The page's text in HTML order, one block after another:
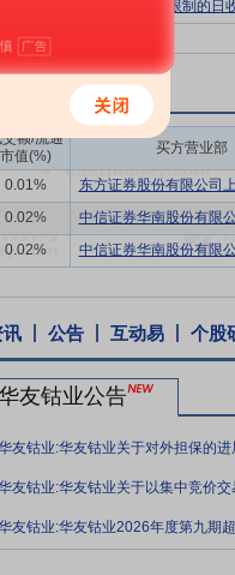
需求格局，为碳酸锂需求提
源开发、绿色冶炼加工、新
。稳定的资源保障是公司
标准、稳定可靠的资源
位的重要保障，新材料业务
务是公司“产业一体化”的龙
撑，聚焦主流市场，实现主
完成产品开发，实现部分
役电池再生处理项目，实
拥有“国家级企业技术中心”
中心与院所，并与中南大
造技术的研究，以及镍钴
《粗制镍钴原料》、《镍
术及应用”项目，分别荣获
，紧密配合新一代电池技术
有价格涨跌幅限制的
额/流通
市值(%)
买方营业部
0.01% 东方证券股份有限公司
0.02% 中信证券华南股份有限
0.02% 中信证券华南股份有限
讯 公告 互动易 个股
友钴业公告
友钴业:华友钴业关于对外担保的进
友钴业:华友钴业关于以集中竞价
友钴业:华友钴业2026年度第九期